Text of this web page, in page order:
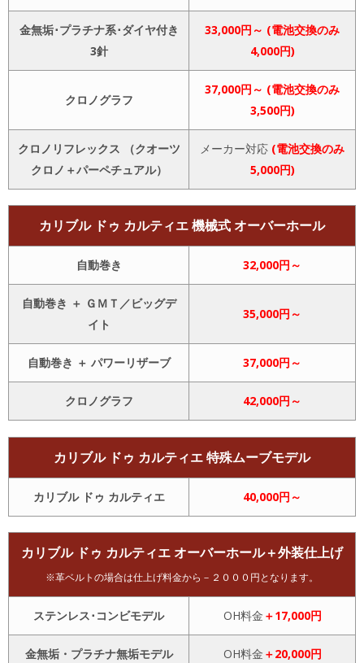
金無垢･プラチナ系･ダイヤ付き
3針
33,000円～ (電池交換のみ
4,000円)
クロノグラフ
37,000円～ (電池交換のみ
3,500円)
クロノリフレックス （クオーツ
クロノ＋パーペチュアル）
メーカー対応 (電池交換のみ
5,000円)
カリブル ドゥ カルティエ 機械式 オーバーホール
自動巻き 32,000円～
自動巻き ＋ ＧＭＴ／ビッグデ
イト
35,000円～
自動巻き ＋ パワーリザーブ 37,000円～
クロノグラフ 42,000円～
カリブル ドゥ カルティエ 特殊ムーブモデル
カリブル ドゥ カルティエ 40,000円～
カリブル ドゥ カルティエ オーバーホール＋外装仕上げ
※革ベルトの場合は仕上げ料金から－２０００円となります。
ステンレス･コンビモデル OH料金 ＋17,000円
金無垢・プラチナ無垢モデル OH料金 ＋20,000円